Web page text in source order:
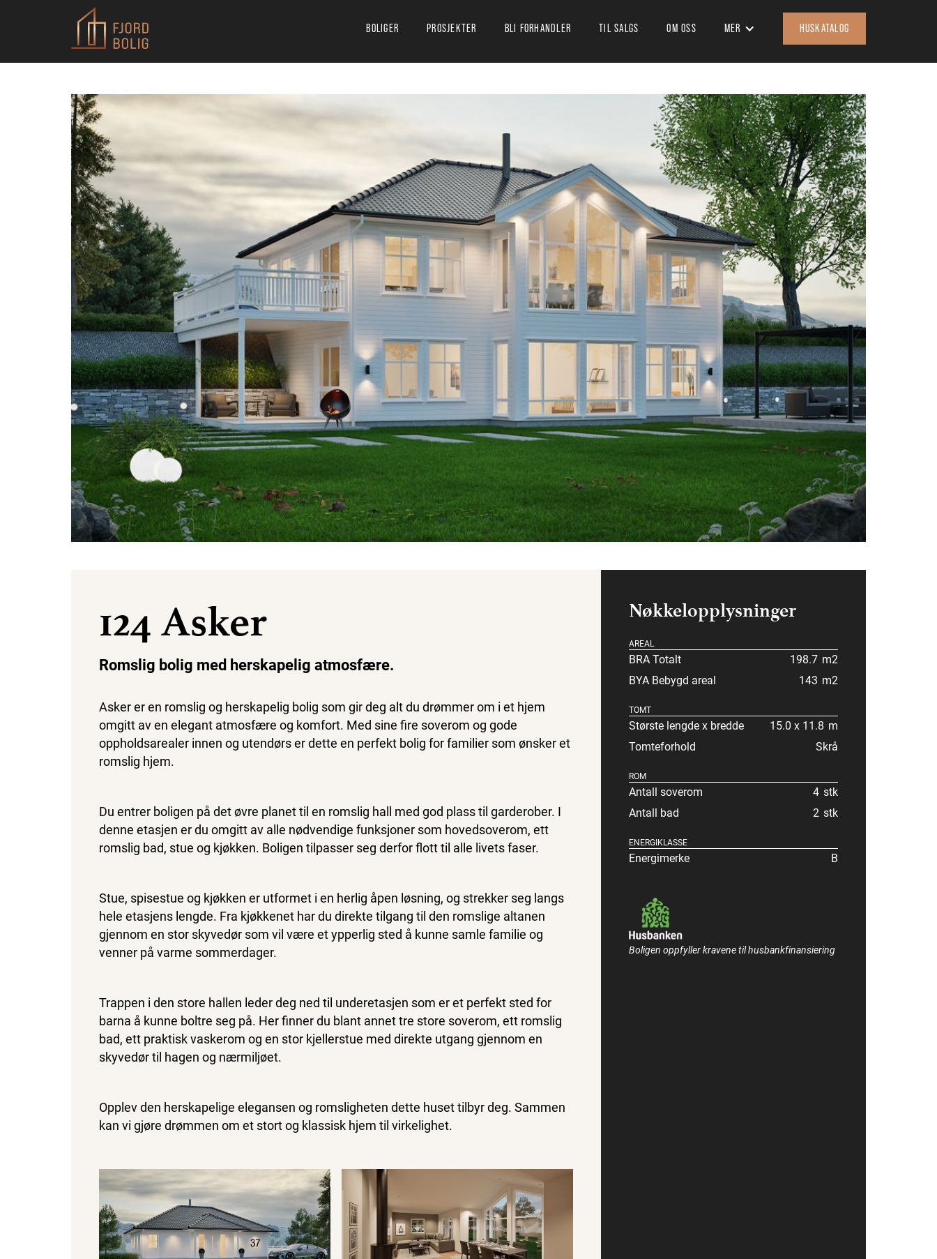
BOLIGER PROSJEKTER BLI FORHANDLER TIL SALGS OM OSS MER HUSKATALOG
124 Asker
Romslig bolig med herskapelig atmosfære.
Asker er en romslig og herskapelig bolig som gir deg alt du drømmer om i et hjem
omgitt av en elegant atmosfære og komfort. Med sine fire soverom og gode
oppholdsarealer innen og utendørs er dette en perfekt bolig for familier som ønsker et
romslig hjem.
Du entrer boligen på det øvre planet til en romslig hall med god plass til garderober. I
denne etasjen er du omgitt av alle nødvendige funksjoner som hovedsoverom, ett
romslig bad, stue og kjøkken. Boligen tilpasser seg derfor flott til alle livets faser.
Stue, spisestue og kjøkken er utformet i en herlig åpen løsning, og strekker seg langs
hele etasjens lengde. Fra kjøkkenet har du direkte tilgang til den romslige altanen
gjennom en stor skyvedør som vil være et ypperlig sted å kunne samle familie og
venner på varme sommerdager.
Trappen i den store hallen leder deg ned til underetasjen som er et perfekt sted for
barna å kunne boltre seg på. Her finner du blant annet tre store soverom, ett romslig
bad, ett praktisk vaskerom og en stor kjellerstue med direkte utgang gjennom en
skyvedør til hagen og nærmiljøet.
Opplev den herskapelige elegansen og romsligheten dette huset tilbyr deg. Sammen
kan vi gjøre drømmen om et stort og klassisk hjem til virkelighet.
Nøkkelopplysninger
AREAL
BRA Totalt 198.7 m2
BYA Bebygd areal
143 m2
TOMT
Største lengde x bredde 15.0 x 11.8 m
Tomteforhold
Skrå
ROM
Antall soverom 4 stk
Antall bad
2 stk
ENERGIKLASSE
Energimerke B
Boligen oppfyller kravene til husbankfinansiering